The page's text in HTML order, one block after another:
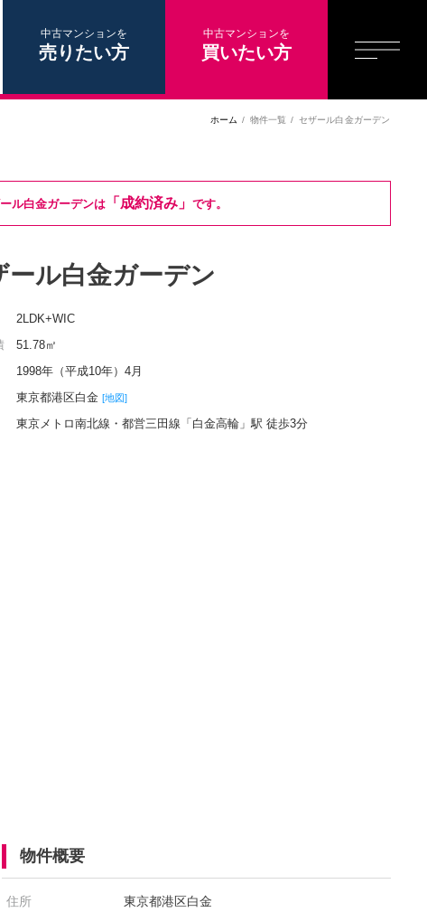
中古マンションを
売りたい方
中古マンションを
買いたい方
ホーム 物件一覧 セザール白金ガーデン
ル白金ガーデンは「成約済み」 です。
ール白金ガーデン
2LDK+WIC
51.78㎡
1998年（平成10年）4月
東京都港区白金 [地図]
東京メトロ南北線・都営三田線「白金高輪」駅 徒歩3分
物件概要
住所 東京都港区白金